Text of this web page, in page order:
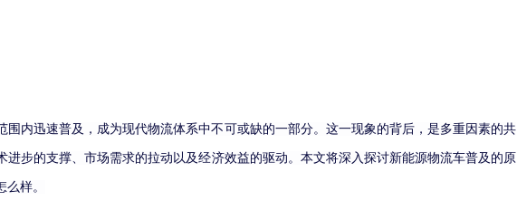
围内迅速普及，成为现代物流体系中不可或缺的一部分。这一现象的背后，是多重因素的共
进步的支撑、市场需求的拉动以及经济效益的驱动。本文将深入探讨新能源物流车普及的原
样。